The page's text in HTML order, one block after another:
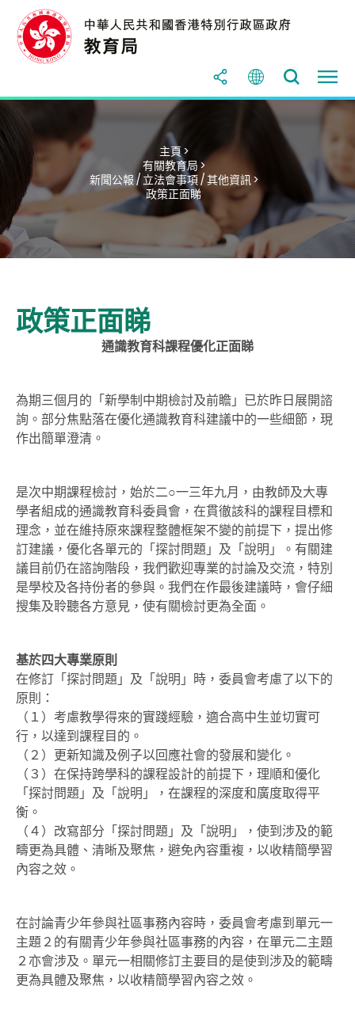
主頁 >
有關教育局 >
新聞公報 / 立法會事項 / 其他資訊 >
政策正面睇
政策正面睇
通識教育科課程優化正面睇
為期三個月的「新學制中期檢討及前瞻」已於昨日展開諮
詢。部分焦點落在優化通識教育科建議中的一些細節，現
作出簡單澄清。
是次中期課程檢討，始於二○一三年九月，由教師及大專
學者組成的通識教育科委員會，在貫徹該科的課程目標和
理念，並在維持原來課程整體框架不變的前提下，提出修
訂建議，優化各單元的「探討問題」及「說明」。有關建
議目前仍在諮詢階段，我們歡迎專業的討論及交流，特別
是學校及各持份者的參與。我們在作最後建議時，會仔細
搜集及聆聽各方意見，使有關檢討更為全面。
基於四大專業原則
在修訂「探討問題」及「說明」時，委員會考慮了以下的
原則：
（１）考慮教學得來的實踐經驗，適合高中生並切實可
行，以達到課程目的。
（２）更新知識及例子以回應社會的發展和變化。
（３）在保持跨學科的課程設計的前提下，理順和優化
「探討問題」及「說明」，在課程的深度和廣度取得平
衡。
（４）改寫部分「探討問題」及「說明」，使到涉及的範
疇更為具體、清晰及聚焦，避免內容重複，以收精簡學習
內容之效。
在討論青少年參與社區事務內容時，委員會考慮到單元一
主題２的有關青少年參與社區事務的內容，在單元二主題
２亦會涉及。單元一相關修訂主要目的是使到涉及的範疇
更為具體及聚焦，以收精簡學習內容之效。